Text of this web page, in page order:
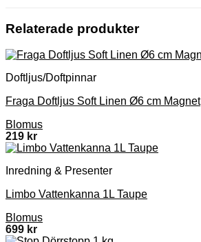
Relaterade produkter
Doftljus/Doftpinnar
Fraga Doftljus Soft Linen Ø6 cm Magnet
Blomus
219 kr
Inredning & Presenter
Limbo Vattenkanna 1L Taupe
Blomus
699 kr